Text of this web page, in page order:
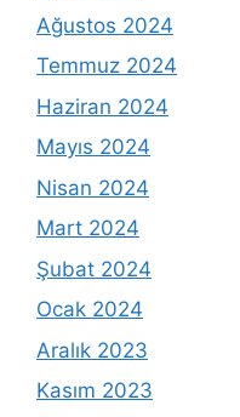
Ağustos 2024
Temmuz 2024
Haziran 2024
Mayıs 2024
Nisan 2024
Mart 2024
Şubat 2024
Ocak 2024
Aralık 2023
Kasım 2023